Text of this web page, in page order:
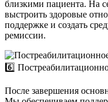
близкими пациента. На
выстроить здоровые
поддержке и создать
ремиссии.
6️⃣
После завершения